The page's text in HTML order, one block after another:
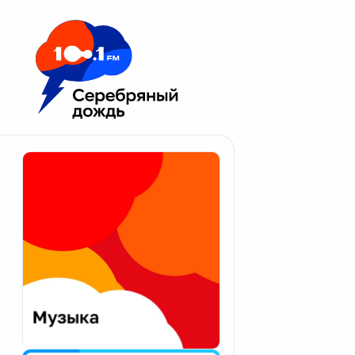
Москва 100.1 FM
Апатиты
Екатеринбург
Калининград
Калуга